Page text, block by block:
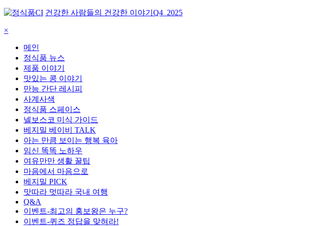
건강한 사람들의 건강한 이야기 Q4_2025
×
메인
정식품 뉴스
제품 이야기
맛있는 콩 이야기
만능 간단 레시피
사계사색
정식품 스페이스
넬보스코 미식 가이드
베지밀 베이비 TALK
아는 만큼 보이는 행복 육아
임신 똑똑 노하우
여유만만 생활 꿀팁
마음에서 마음으로
베지밀 PICK
맛따라 멋따라 국내 여행
Q&A
이벤트-최고의 홍보왕은 누구?
이벤트-퀴즈 정답을 맞혀라!